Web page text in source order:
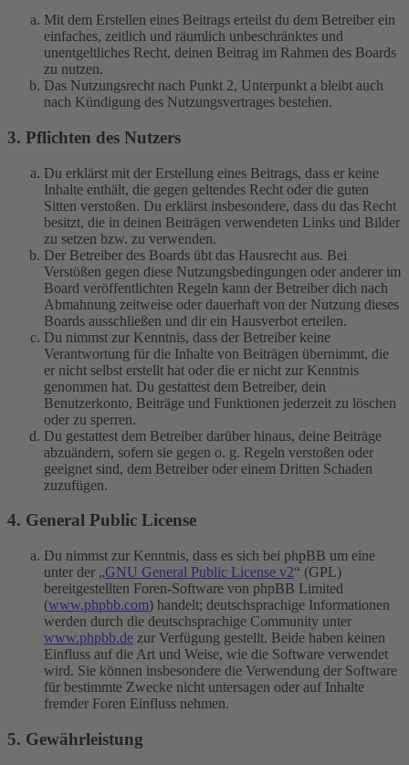
Mit dem Erstellen eines Beitrags erteilst du dem Betreiber ein
einfaches, zeitlich und räumlich unbeschränktes und
unentgeltliches Recht, deinen Beitrag im Rahmen des Boards
zu nutzen.
Das Nutzungsrecht nach Punkt 2, Unterpunkt a bleibt auch
nach Kündigung des Nutzungsvertrages bestehen.
3. Pflichten des Nutzers
Du erklärst mit der Erstellung eines Beitrags, dass er keine
Inhalte enthält, die gegen geltendes Recht oder die guten
Sitten verstoßen. Du erklärst insbesondere, dass du das Recht
besitzt, die in deinen Beiträgen verwendeten Links und Bilder
zu setzen bzw. zu verwenden.
Der Betreiber des Boards übt das Hausrecht aus. Bei
Verstößen gegen diese Nutzungsbedingungen oder anderer im
Board veröffentlichten Regeln kann der Betreiber dich nach
Abmahnung zeitweise oder dauerhaft von der Nutzung dieses
Boards ausschließen und dir ein Hausverbot erteilen.
Du nimmst zur Kenntnis, dass der Betreiber keine
Verantwortung für die Inhalte von Beiträgen übernimmt, die
er nicht selbst erstellt hat oder die er nicht zur Kenntnis
genommen hat. Du gestattest dem Betreiber, dein
Benutzerkonto, Beiträge und Funktionen jederzeit zu löschen
oder zu sperren.
Du gestattest dem Betreiber darüber hinaus, deine Beiträge
abzuändern, sofern sie gegen o. g. Regeln verstoßen oder
geeignet sind, dem Betreiber oder einem Dritten Schaden
zuzufügen.
4. General Public License
Du nimmst zur Kenntnis, dass es sich bei phpBB um eine
unter der „GNU General Public License v2“ (GPL)
bereitgestellten Foren-Software von phpBB Limited
(www.phpbb.com) handelt; deutschsprachige Informationen
werden durch die deutschsprachige Community unter
www.phpbb.de zur Verfügung gestellt. Beide haben keinen
Einfluss auf die Art und Weise, wie die Software verwendet
wird. Sie können insbesondere die Verwendung der Software
für bestimmte Zwecke nicht untersagen oder auf Inhalte
fremder Foren Einfluss nehmen.
5. Gewährleistung